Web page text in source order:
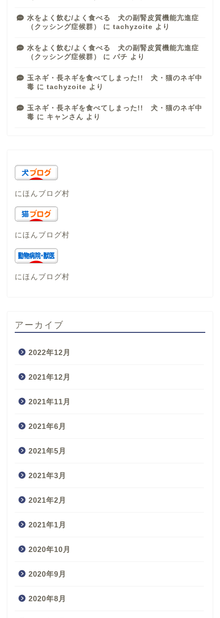
水をよく飲む/よく食べる 犬の副腎皮質機能亢進症
（クッシング症候群）
に tachyzoite より
水をよく飲む/よく食べる 犬の副腎皮質機能亢進症
（クッシング症候群）
に パチ より
玉ネギ・長ネギを食べてしまった!! 犬・猫のネギ中
毒 に tachyzoite より
玉ネギ・長ネギを食べてしまった!! 犬・猫のネギ中
毒 に キャンさん より
にほんブログ村
にほんブログ村
にほんブログ村
アーカイブ
2022年12月
2021年12月
2021年11月
2021年6月
2021年5月
2021年3月
2021年2月
2021年1月
2020年10月
2020年9月
2020年8月